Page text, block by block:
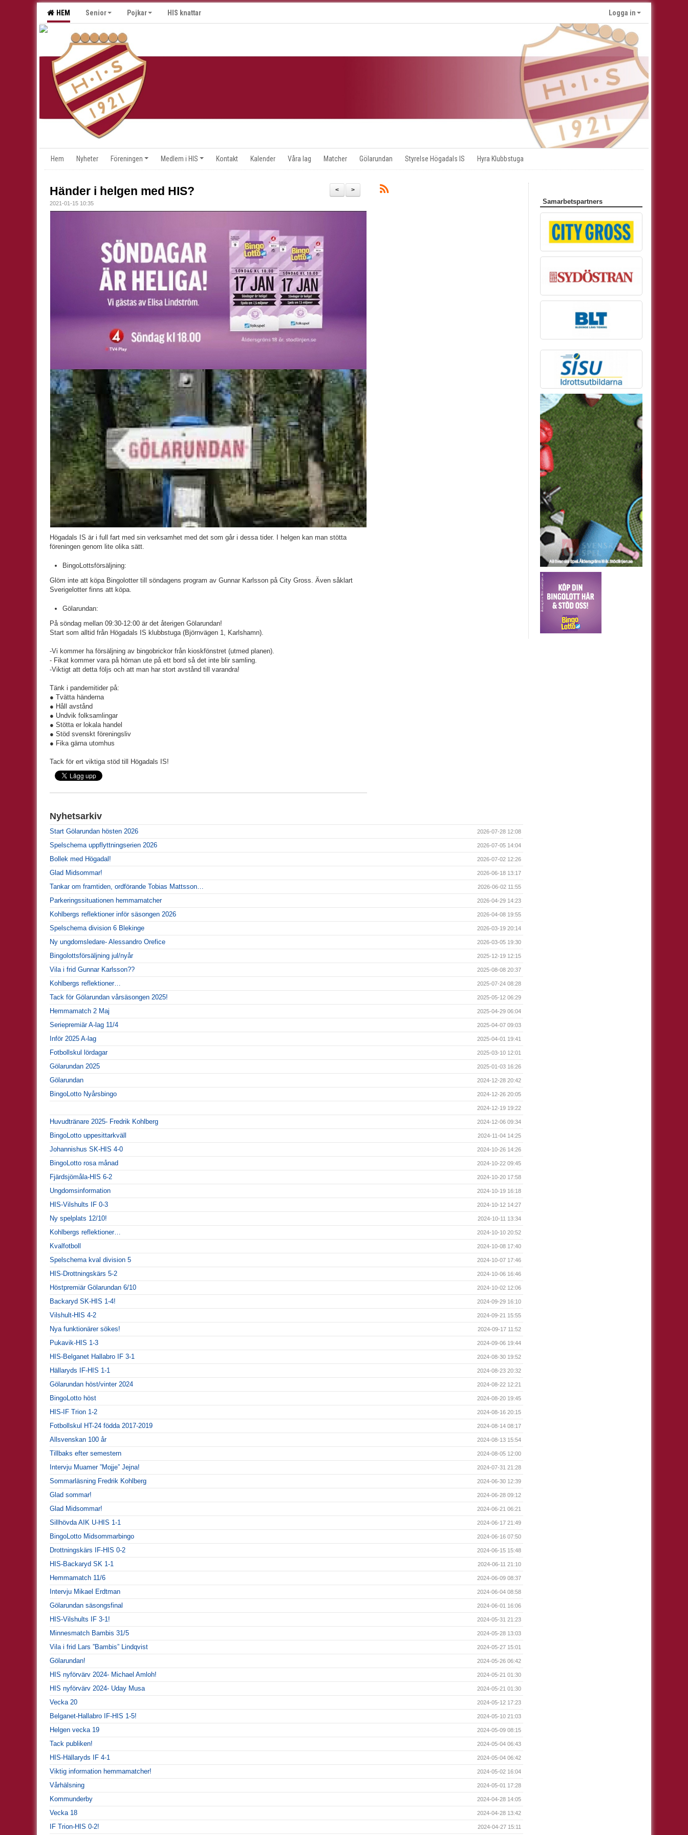
HEM Senior Pojkar HIS knattar Logga in
Hem Nyheter Föreningen Medlem i HIS Kontakt Kalender Våra lag Matcher Gölarundan Styrelse Högadals IS Hyra Klubbstuga
>
<
Händer i helgen med HIS?
2021-01-15 10:35
Högadals IS är i full fart med sin verksamhet med det som går i dessa tider. I helgen kan man stötta
föreningen genom lite olika sätt.
BingoLottsförsäljning:
Glöm inte att köpa Bingolotter till söndagens program av Gunnar Karlsson på City Gross. Även såklart
Sverigelotter finns att köpa.
Gölarundan:
På söndag mellan 09:30-12:00 är det återigen Gölarundan!
Start som alltid från Högadals IS klubbstuga (Björnvägen 1, Karlshamn).
-Vi kommer ha försäljning av bingobrickor från kioskfönstret (utmed planen).
- Fikat kommer vara på hörnan ute på ett bord så det inte blir samling.
-Viktigt att detta följs och att man har stort avstånd till varandra!
Tänk i pandemitider på:
● Tvätta händerna
● Håll avstånd
● Undvik folksamlingar
● Stötta er lokala handel
● Stöd svenskt föreningsliv
● Fika gärna utomhus
Tack för ert viktiga stöd till Högadals IS!
Nyhetsarkiv
Start Gölarundan hösten 2026 2026-07-28 12:08
Spelschema uppflyttningserien 2026 2026-07-05 14:04
Bollek med Högadal! 2026-07-02 12:26
Glad Midsommar! 2026-06-18 13:17
Tankar om framtiden, ordförande Tobias Mattsson… 2026-06-02 11:55
Parkeringssituationen hemmamatcher 2026-04-29 14:23
Kohlbergs reflektioner inför säsongen 2026 2026-04-08 19:55
Spelschema division 6 Blekinge 2026-03-19 20:14
Ny ungdomsledare- Alessandro Orefice 2026-03-05 19:30
Bingolottsförsäljning jul/nyår 2025-12-19 12:15
Vila i frid Gunnar Karlsson?? 2025-08-08 20:37
Kohlbergs reflektioner… 2025-07-24 08:28
Tack för Gölarundan vårsäsongen 2025! 2025-05-12 06:29
Hemmamatch 2 Maj 2025-04-29 06:04
Seriepremiär A-lag 11/4 2025-04-07 09:03
Inför 2025 A-lag 2025-04-01 19:41
Fotbollskul lördagar 2025-03-10 12:01
Gölarundan 2025 2025-01-03 16:26
Gölarundan 2024-12-28 20:42
BingoLotto Nyårsbingo 2024-12-26 20:05
2024-12-19 19:22
Huvudtränare 2025- Fredrik Kohlberg 2024-12-06 09:34
BingoLotto uppesittarkväll 2024-11-04 14:25
Johannishus SK-HIS 4-0 2024-10-26 14:26
BingoLotto rosa månad 2024-10-22 09:45
Fjärdsjömåla-HIS 6-2 2024-10-20 17:58
Ungdomsinformation 2024-10-19 16:18
HIS-Vilshults IF 0-3 2024-10-12 14:27
Ny spelplats 12/10! 2024-10-11 13:34
Kohlbergs reflektioner… 2024-10-10 20:52
Kvalfotboll 2024-10-08 17:40
Spelschema kval division 5 2024-10-07 17:46
HIS-Drottningskärs 5-2 2024-10-06 16:46
Höstpremiär Gölarundan 6/10 2024-10-02 12:06
Backaryd SK-HIS 1-4! 2024-09-29 16:10
Vilshult-HIS 4-2 2024-09-21 15:55
Nya funktionärer sökes! 2024-09-17 11:52
Pukavik-HIS 1-3 2024-09-06 19:44
HIS-Belganet Hallabro IF 3-1 2024-08-30 19:52
Hällaryds IF-HIS 1-1 2024-08-23 20:32
Gölarundan höst/vinter 2024 2024-08-22 12:21
BingoLotto höst 2024-08-20 19:45
HIS-IF Trion 1-2 2024-08-16 20:15
Fotbollskul HT-24 födda 2017-2019 2024-08-14 08:17
Allsvenskan 100 år 2024-08-13 15:54
Tillbaks efter semestern 2024-08-05 12:00
Intervju Muamer ”Mojje” Jejna! 2024-07-31 21:28
Sommarläsning Fredrik Kohlberg 2024-06-30 12:39
Glad sommar! 2024-06-28 09:12
Glad Midsommar! 2024-06-21 06:21
Sillhövda AIK U-HIS 1-1 2024-06-17 21:49
BingoLotto Midsommarbingo 2024-06-16 07:50
Drottningskärs IF-HIS 0-2 2024-06-15 15:48
HIS-Backaryd SK 1-1 2024-06-11 21:10
Hemmamatch 11/6 2024-06-09 08:37
Intervju Mikael Erdtman 2024-06-04 08:58
Gölarundan säsongsfinal 2024-06-01 16:06
HIS-Vilshults IF 3-1! 2024-05-31 21:23
Minnesmatch Bambis 31/5 2024-05-28 13:03
Vila i frid Lars ”Bambis” Lindqvist 2024-05-27 15:01
Gölarundan! 2024-05-26 06:42
HIS nyförvärv 2024- Michael Amloh! 2024-05-21 01:30
HIS nyförvärv 2024- Uday Musa 2024-05-21 01:30
Vecka 20 2024-05-12 17:23
Belganet-Hallabro IF-HIS 1-5! 2024-05-10 21:03
Helgen vecka 19 2024-05-09 08:15
Tack publiken! 2024-05-04 06:43
HIS-Hällaryds IF 4-1 2024-05-04 06:42
Viktig information hemmamatcher! 2024-05-02 16:04
Vårhälsning 2024-05-01 17:28
Kommunderby 2024-04-28 14:05
Vecka 18 2024-04-28 13:42
IF Trion-HIS 0-2! 2024-04-27 15:11
Samarbetspartners